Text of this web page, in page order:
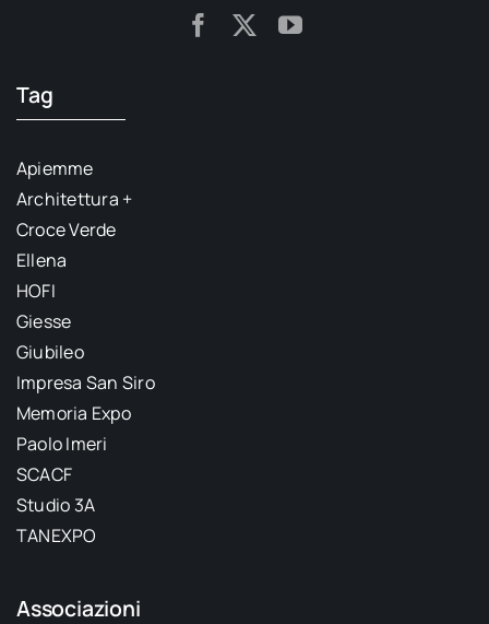
Tag
Apiemme
Architettura +
Croce Verde
Ellena
HOFI
Giesse
Giubileo
Impresa San Siro
Memoria Expo
Paolo Imeri
SCACF
Studio 3A
TANEXPO
Associazioni